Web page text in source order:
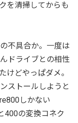
を清掃してからも
不具合か。一度は
ドライブとの相性
けどやっぱダメ。
ストールしようと
しかない
400の変換コネク